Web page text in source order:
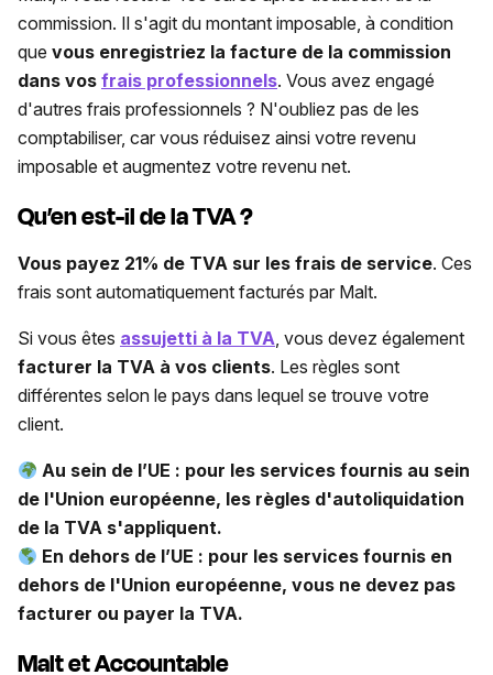
commission. Il s'agit du montant imposable, à condition
que vous enregistriez la facture de la commission
dans vos frais professionnels. Vous avez engagé
d'autres frais professionnels ? N'oubliez pas de les
comptabiliser, car vous réduisez ainsi votre revenu
imposable et augmentez votre revenu net.
Qu’en est-il de la TVA ?
Vous payez 21% de TVA sur les frais de service. Ces
frais sont automatiquement facturés par Malt.
Si vous êtes assujetti à la TVA, vous devez également
facturer la TVA à vos clients. Les règles sont
différentes selon le pays dans lequel se trouve votre
client.
Au sein de l’UE : pour les services fournis au sein
de l'Union européenne, les règles d'autoliquidation
de la TVA s'appliquent.
En dehors de l’UE : pour les services fournis en
dehors de l'Union européenne, vous ne devez pas
facturer ou payer la TVA.
Malt et Accountable